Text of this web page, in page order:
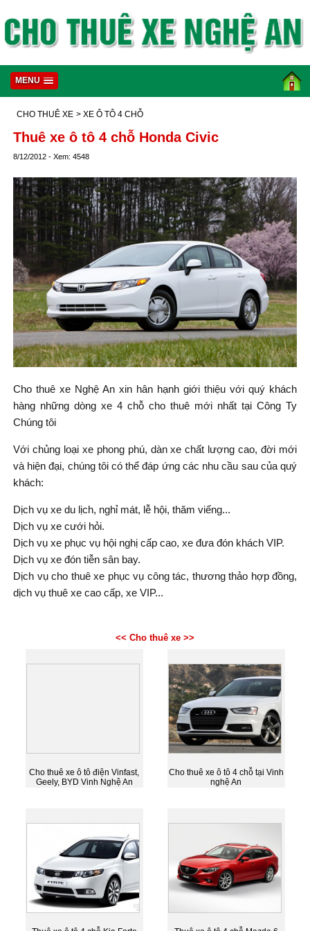
MENU
CHO THUÊ XE > XE Ô TÔ 4 CHỖ
Thuê xe ô tô 4 chỗ Honda Civic
8/12/2012 - Xem: 4548
Cho thuê xe Nghệ An xin hân hạnh giới thiệu với quý khách
hàng những dòng xe 4 chỗ cho thuê mới nhất tại Công Ty
Chúng tôi
Với chủng loại xe phong phú, dàn xe chất lượng cao, đời mới
và hiện đại, chúng tôi có thể đáp ứng các nhu cầu sau của quý
khách:
Dịch vụ xe du lịch, nghỉ mát, lễ hội, thăm viếng...
Dịch vụ xe cưới hỏi.
Dịch vụ xe phục vụ hội nghị cấp cao, xe đưa đón khách VIP.
Dịch vụ xe đón tiễn sân bay.
Dịch vụ cho thuê xe phục vụ công tác, thương thảo hợp đồng,
dịch vụ thuê xe cao cấp, xe VIP...
<< Cho thuê xe >>
Cho thuê xe ô tô điện Vinfast,
Geely, BYD Vinh Nghệ An
Cho thuê xe ô tô 4 chỗ tại Vinh
nghệ An